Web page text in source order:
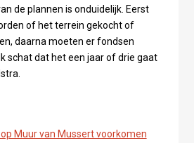
de plannen is onduidelijk. Eerst
of het terrein gekocht of
daarna moeten er fondsen
schat dat het een jaar of drie gaat
Muur van Mussert voorkomen